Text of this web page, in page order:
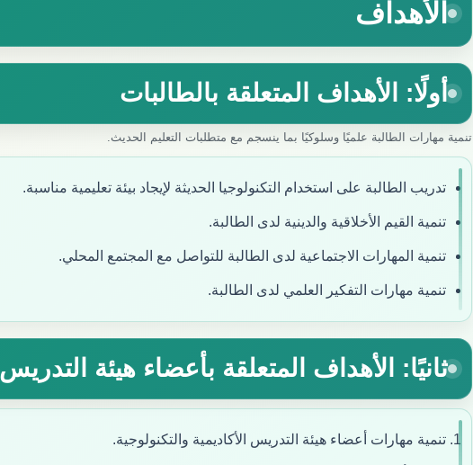
الأهداف
أولًا: الأهداف المتعلقة بالطالبات
تنمية مهارات الطالبة علميًا وسلوكيًا بما ينسجم مع متطلبات التعليم الحديث.
تدريب الطالبة على استخدام التكنولوجيا الحديثة لإيجاد بيئة تعليمية مناسبة.
تنمية القيم الأخلاقية والدينية لدى الطالبة.
تنمية المهارات الاجتماعية لدى الطالبة للتواصل مع المجتمع المحلي.
تنمية مهارات التفكير العلمي لدى الطالبة.
ثانيًا: الأهداف المتعلقة بأعضاء هيئة التدريس
تنمية مهارات أعضاء هيئة التدريس الأكاديمية والتكنولوجية.